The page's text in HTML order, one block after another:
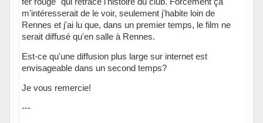
m’intéresserait de le voir, seulement j'habite loin de
Rennes et j'ai lu que, dans un premier temps, le film ne
serait diffusé qu'en salle à Rennes.
Est-ce qu'une diffusion plus large sur internet est
envisageable dans un second temps?
Je vous remercie!
---